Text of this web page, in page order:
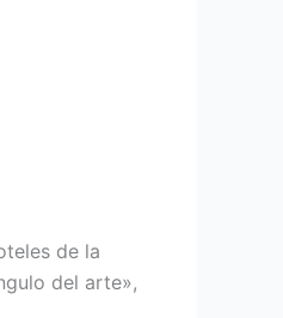
de la
del arte»,